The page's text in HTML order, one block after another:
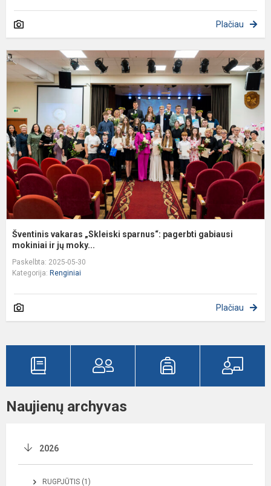
Plačiau
Šventinis vakaras „Skleiski sparnus“: pagerbti gabiausi
mokiniai ir jų moky...
Paskelbta: 2025-05-30
Kategorija: Renginiai
Plačiau
Naujienų archyvas
2026
RUGPJŪTIS (1)